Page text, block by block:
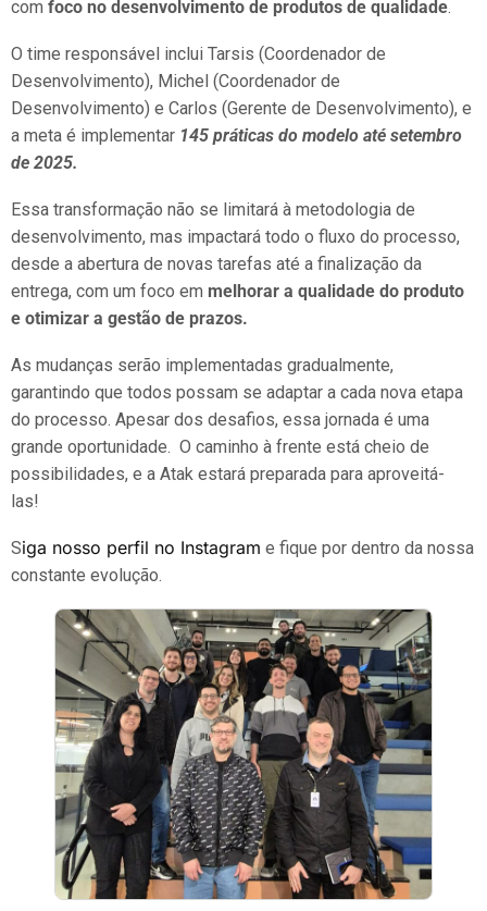
com foco no desenvolvimento de produtos de qualidade.
O time responsável inclui Tarsis (Coordenador de
Desenvolvimento), Michel (Coordenador de
Desenvolvimento) e Carlos (Gerente de Desenvolvimento), e
a meta é implementar 145 práticas do modelo até setembro
de 2025.
Essa transformação não se limitará à metodologia de
desenvolvimento, mas impactará todo o fluxo do processo,
desde a abertura de novas tarefas até a finalização da
entrega, com um foco em melhorar a qualidade do produto
e otimizar a gestão de prazos.
As mudanças serão implementadas gradualmente,
garantindo que todos possam se adaptar a cada nova etapa
do processo. Apesar dos desafios, essa jornada é uma
grande oportunidade. O caminho à frente está cheio de
possibilidades, e a Atak estará preparada para aproveitá-
las!
Siga nosso perfil no Instagram e fique por dentro da nossa
constante evolução.